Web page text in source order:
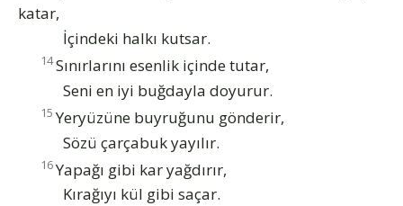
katar,
İçindeki halkı kutsar.
14Sınırlarını esenlik içinde tutar,
Seni en iyi buğdayla doyurur.
15 Yeryüzüne buyruğunu gönderir,
Sözü çarçabuk yayılır.
16Yapağı gibi kar yağdırır,
Kırağıyı kül gibi saçar.